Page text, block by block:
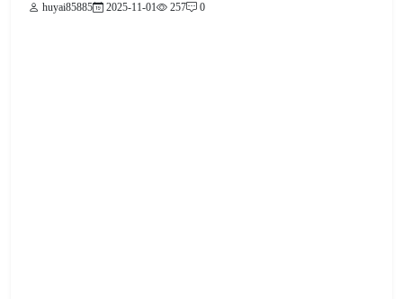
huyai85885 2025-11-01 257 0